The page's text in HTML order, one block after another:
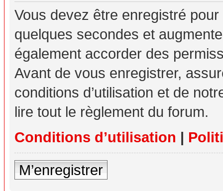
Vous devez être enregistré
quelques secondes et
également accorder des
Avant de vous enregistrer,
conditions d’utilisation et de
lire tout le règlement du forum.
Conditions d’utilisation |
M’enregistrer